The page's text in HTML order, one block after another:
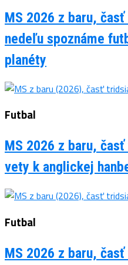
MS 2026 z baru,
nedeľu spoznáme
planéty
Futbal
MS 2026 z baru,
vety k anglickej
Futbal
MS 2026 z baru,